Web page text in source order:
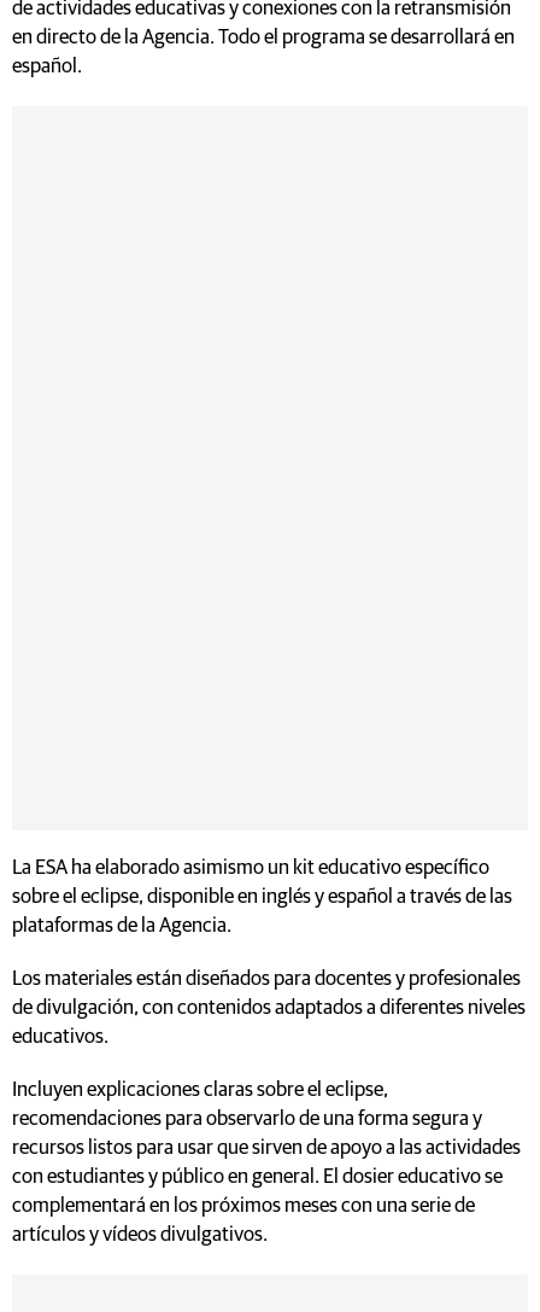
de actividades educativas y conexiones con la retransmisión
en directo de la Agencia. Todo el programa se desarrollará en
español.
La ESA ha elaborado asimismo un kit educativo específico
sobre el eclipse, disponible en inglés y español a través de las
plataformas de la Agencia.
Los materiales están diseñados para docentes y profesionales
de divulgación, con contenidos adaptados a diferentes niveles
educativos.
Incluyen explicaciones claras sobre el eclipse,
recomendaciones para observarlo de una forma segura y
recursos listos para usar que sirven de apoyo a las actividades
con estudiantes y público en general. El dosier educativo se
complementará en los próximos meses con una serie de
artículos y vídeos divulgativos.